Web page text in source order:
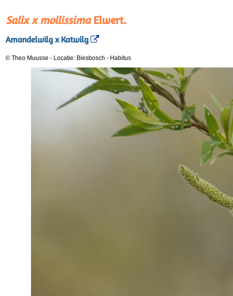
Salix x mollissimaElwert.
Amandelwilg x Katwilg
© Theo Muusse - Locatie: Biesbosch - Habitus